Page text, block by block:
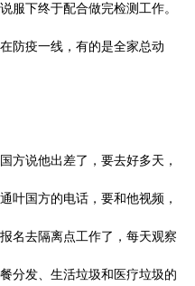
服下终于配合做完检测工作。
防疫一线，有的是全家总动
方说他出差了，要去好多天，
叶国方的电话，要和他视频，
名去隔离点工作了，每天观察
分发、生活垃圾和医疗垃圾的